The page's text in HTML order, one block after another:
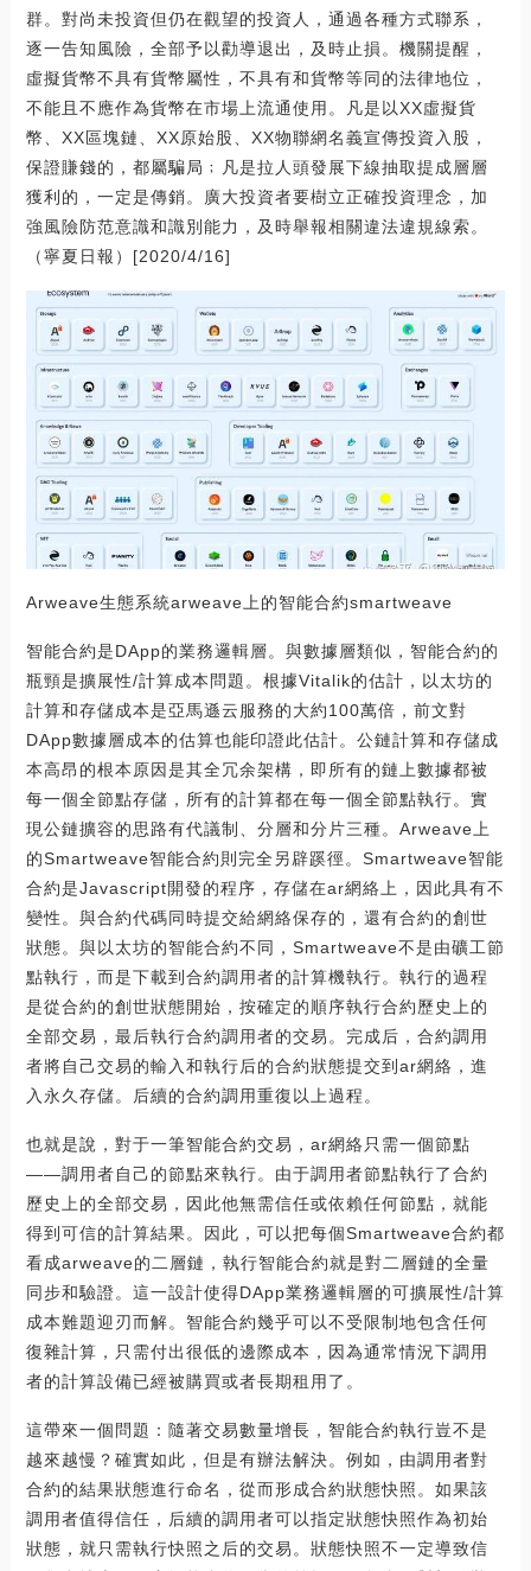
群。對尚未投資但仍在觀望的投資人，通過各種方式聯系，
逐一告知風險，全部予以勸導退出，及時止損。機關提醒，
虛擬貨幣不具有貨幣屬性，不具有和貨幣等同的法律地位，
不能且不應作為貨幣在市場上流通使用。凡是以XX虛擬貨
幣、XX區塊鏈、XX原始股、XX物聯網名義宣傳投資入股，
保證賺錢的，都屬騙局﹔凡是拉人頭發展下線抽取提成層層
獲利的，一定是傳銷。廣大投資者要樹立正確投資理念，加
強風險防范意識和識別能力，及時舉報相關違法違規線索。
（寧夏日報）[2020/4/16]
Arweave生態系統arweave上的智能合約smartweave
智能合約是DApp的業務邏輯層。與數據層類似，智能合約的
瓶頸是擴展性/計算成本問題。根據Vitalik的估計，以太坊的
計算和存儲成本是亞馬遜云服務的大約100萬倍，前文對
DApp數據層成本的估算也能印證此估計。公鏈計算和存儲成
本高昂的根本原因是其全冗余架構，即所有的鏈上數據都被
每一個全節點存儲，所有的計算都在每一個全節點執行。實
現公鏈擴容的思路有代議制、分層和分片三種。Arweave上
的Smartweave智能合約則完全另辟蹊徑。Smartweave智能
合約是Javascript開發的程序，存儲在ar網絡上，因此具有不
變性。與合約代碼同時提交給網絡保存的，還有合約的創世
狀態。與以太坊的智能合約不同，Smartweave不是由礦工節
點執行，而是下載到合約調用者的計算機執行。執行的過程
是從合約的創世狀態開始，按確定的順序執行合約歷史上的
全部交易，最后執行合約調用者的交易。完成后，合約調用
者將自己交易的輸入和執行后的合約狀態提交到ar網絡，進
入永久存儲。后續的合約調用重復以上過程。
也就是說，對于一筆智能合約交易，ar網絡只需一個節點
——調用者自己的節點來執行。由于調用者節點執行了合約
歷史上的全部交易，因此他無需信任或依賴任何節點，就能
得到可信的計算結果。因此，可以把每個Smartweave合約都
看成arweave的二層鏈，執行智能合約就是對二層鏈的全量
同步和驗證。這一設計使得DApp業務邏輯層的可擴展性/計算
成本難題迎刃而解。智能合約幾乎可以不受限制地包含任何
復雜計算，只需付出很低的邊際成本，因為通常情況下調用
者的計算設備已經被購買或者長期租用了。
這帶來一個問題：隨著交易數量增長，智能合約執行豈不是
越來越慢？確實如此，但是有辦法解決。例如，由調用者對
合約的結果狀態進行命名，從而形成合約狀態快照。如果該
調用者值得信任，后續的調用者可以指定狀態快照作為初始
狀態，就只需執行快照之后的交易。狀態快照不一定導致信